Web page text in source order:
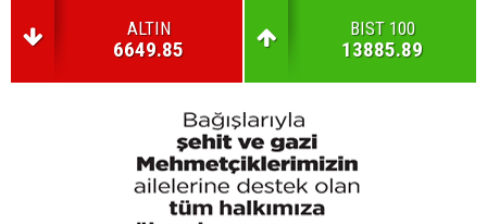
ALTIN
6649.85
BIST 100
13885.89